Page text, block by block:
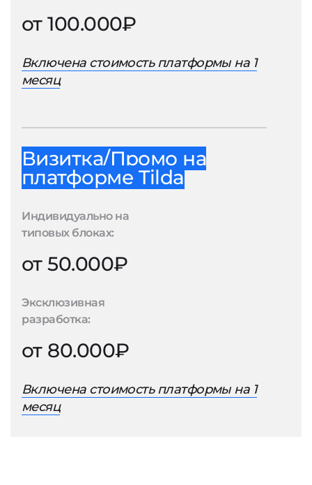
от 100.000₽
Включена стоимость платформы на 1
месяц
Визитка/Промо на
платформе Tilda
Индивидуально на
типовых блоках:
от 50.000₽
Эксклюзивная
разработка:
от 80.000₽
Включена стоимость платформы на 1
месяц